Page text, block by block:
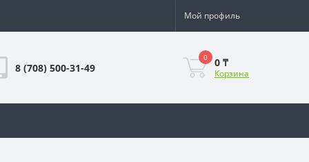
Мой профиль
8 (708) 500-31-49
0 0 ₸
Корзина